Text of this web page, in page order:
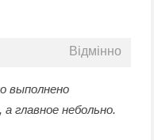
Відмінно
выполнено
главное небольно.